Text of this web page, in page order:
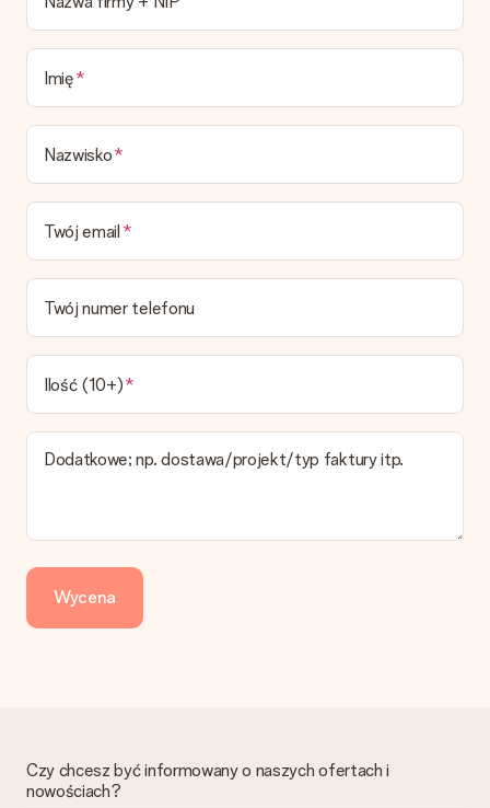
Imię
Nazwisko
Twój email
Twój numer telefonu
Ilość (10+)
Dodatkowe; np. dostawa/projekt/typ faktury itp.
Wycena
Czy chcesz być informowany o naszych ofertach i
nowościach?